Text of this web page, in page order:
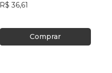
R$ 36,61
Comprar